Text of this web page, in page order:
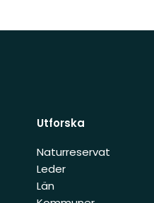
Utforska
Naturreservat
Leder
Län